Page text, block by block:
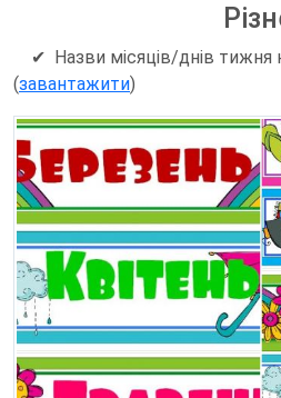
✔ Назви місяців/днів тижня
(завантажити)